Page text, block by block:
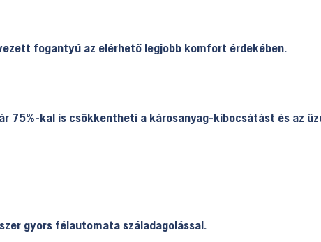
fogantyú az elérhető legjobb komfort érdekében.
75%-kal is csökkentheti a károsanyag-kibocsátást és az
gyors félautomata száladagolással.